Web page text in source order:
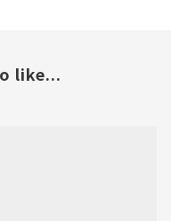
like...